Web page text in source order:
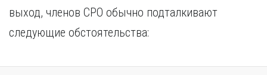
выход, членов СРО обычно подталкивают
следующие обстоятельства: